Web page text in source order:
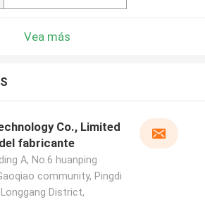
Vea más
Co., Limited
fabricante
A, No.6 huanping
community, Pingdi
District,